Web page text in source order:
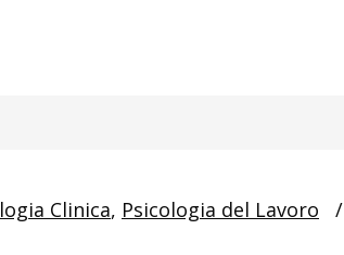
Clinica, Psicologia del Lavoro